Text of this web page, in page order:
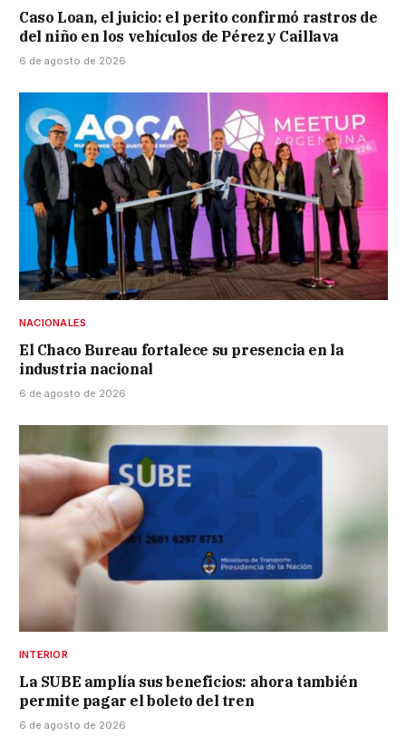
Caso Loan, el juicio: el perito confirmó rastros de
del niño en los vehículos de Pérez y Caillava
6 de agosto de 2026
NACIONALES
El Chaco Bureau fortalece su presencia en la
industria nacional
6 de agosto de 2026
INTERIOR
La SUBE amplía sus beneficios: ahora también
permite pagar el boleto del tren
6 de agosto de 2026